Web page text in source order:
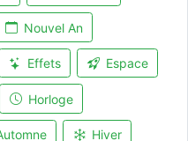
Nouvel An
Effets Espace
Horloge
Hiver